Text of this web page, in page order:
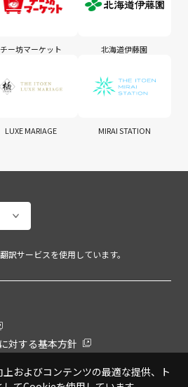
訳サービスを使用しています。
チー坊マーケット 北海道伊藤園
LUXE MARIAGE MIRAI STATION
対する基本方針
およびコンテンツの最適な提供、ト